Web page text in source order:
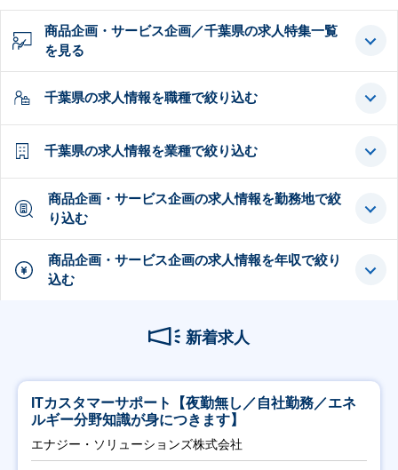
商品企画・サービス企画／千葉県の求人特集一覧
を見る
千葉県の求人情報を職種で絞り込む
千葉県の求人情報を業種で絞り込む
商品企画・サービス企画の求人情報を勤務地で絞
り込む
商品企画・サービス企画の求人情報を年収で絞り
込む
新着求人
ITカスタマーサポート【夜勤無し／自社勤務／エネ
ルギー分野知識が身につきます】
エナジー・ソリューションズ株式会社